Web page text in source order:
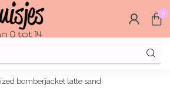
0
bomberjacket latte sand